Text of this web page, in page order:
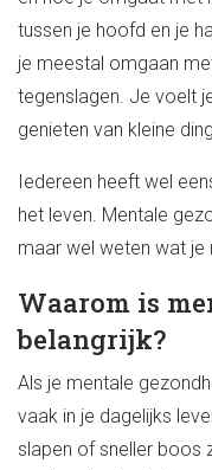
tussen je hoofd en je
je meestal omgaan
tegenslagen. Je voelt
genieten van kleine
Iedereen heeft wel
het leven. Mentale
maar wel weten wat je
Waarom is
belangrijk?
Als je mentale
vaak in je dagelijks
slapen of sneller boos